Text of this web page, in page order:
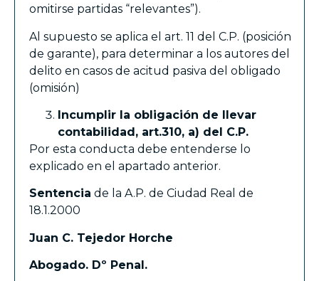
omitirse partidas “relevantes”).
Al supuesto se aplica el art. 11 del C.P. (posición
de garante), para determinar a los autores del
delito en casos de acitud pasiva del obligado
(omisión)
Incumplir la obligación de llevar
contabilidad, art.310, a) del C.P.
Por esta conducta debe entenderse lo
explicado en el apartado anterior.
Sentencia de la A.P. de Ciudad Real de
18.1.2000
Juan C. Tejedor Horche
Abogado. Dº Penal.